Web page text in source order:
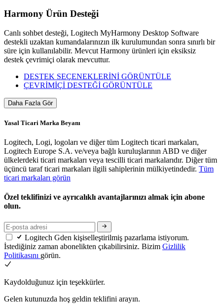
Harmony Ürün Desteği
Canlı sohbet desteği, Logitech MyHarmony Desktop Software
destekli uzaktan kumandalarınızın ilk kurulumundan sonra sınırlı bir
süre için kullanılabilir. Mevcut Harmony ürünleri için eksiksiz
destek çevrimiçi olarak mevcuttur.
DESTEK SEÇENEKLERİNİ GÖRÜNTÜLE
ÇEVRİMİÇİ DESTEĞİ GÖRÜNTÜLE
Daha Fazla Gör
Yasal Ticari Marka Beyanı
Logitech, Logi, logoları ve diğer tüm Logitech ticari markaları,
Logitech Europe S.A. ve/veya bağlı kuruluşlarının ABD ve diğer
ülkelerdeki ticari markaları veya tescilli ticari markalarıdır. Diğer tüm
üçüncü taraf ticari markaları ilgili sahiplerinin mülkiyetindedir. Tüm
ticari markaları görün
Özel teklifinizi ve ayrıcalıklı avantajlarınızı almak için abone
olun.
Logitech Gden kişiselleştirilmiş pazarlama istiyorum.
İstediğiniz zaman abonelikten çıkabilirsiniz. Bizim Gizlilik
Politikasını görün.
Kaydolduğunuz için teşekkürler.
Gelen kutunuzda hoş geldin teklifini arayın.